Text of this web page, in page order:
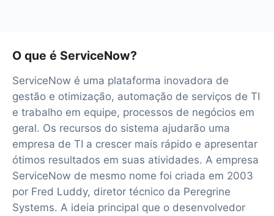
O que é ServiceNow?
ServiceNow é uma plataforma inovadora de
gestão e otimização, automação de serviços de TI
e trabalho em equipe, processos de negócios em
geral. Os recursos do sistema ajudarão uma
empresa de TI a crescer mais rápido e apresentar
ótimos resultados em suas atividades. A empresa
ServiceNow de mesmo nome foi criada em 2003
por Fred Luddy, diretor técnico da Peregrine
Systems. A ideia principal que o desenvolvedor